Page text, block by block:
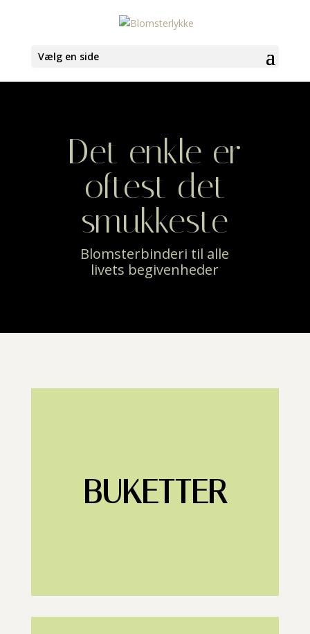
Vælg en side
Det enkle er
oftest det
smukkeste
Blomsterbinderi til alle
livets begivenheder
BUKETTER